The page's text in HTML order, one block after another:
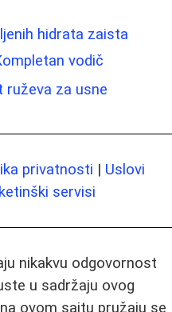
hidrata zaista
vodič
ruževa za usne
privatnosti | Uslovi
servisi
nikakvu odgovornost
u sadržaju ovog
ovom sajtu pružaju se